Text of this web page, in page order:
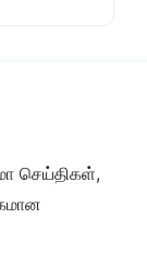
செய்திகள்,